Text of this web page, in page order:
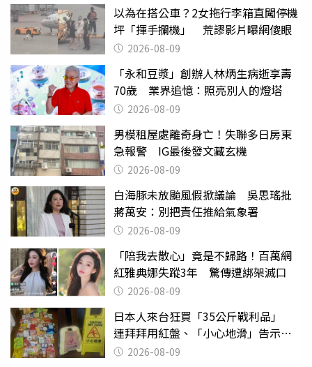
以為在搭公車？2女拖行李箱直闖停機
坪「揮手攔機」 荒謬影片曝網傻眼
2026-08-09
「永和豆漿」創辦人林炳生病逝享壽
70歲 業界追憶：照亮別人的燈塔
2026-08-09
男模租屋處離奇身亡！失聯多日房東
急報警 IG最後發文藏玄機
2026-08-09
白海豚未放颱風假掀議論 吳思瑤批
蔣萬安：別把責任推給氣象署
2026-08-09
「陪我去散心」竟是不歸路！百萬網
紅雅典娜失蹤3年 驚傳遭綁架滅口
2026-08-09
日本人來台狂買「35公斤戰利品」
連拜拜用紅盤、「小心地滑」告示牌
也帶回家
2026-08-09